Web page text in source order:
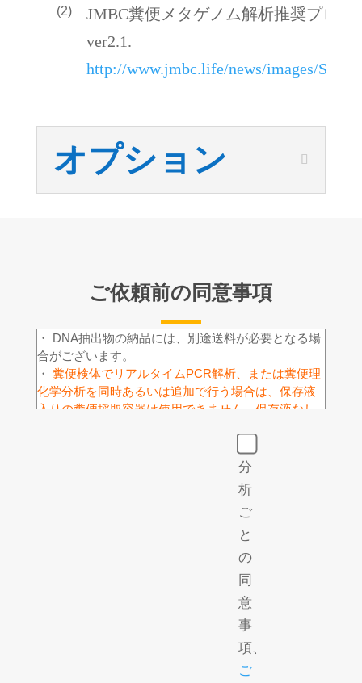
(2)
JMBC糞便メタゲノム解析推奨プロト
ver2.1.
http://www.jmbc.life/news/images/
オプション
ご依頼前の同意事項
・ DNA抽出物の納品には、別途送料が必要となる場
合がございます。
・ 糞便検体でリアルタイムPCR解析、または糞便理
化学分析を同時あるいは追加で行う場合は、保存液
入りの糞便採取容器は使用できません。保存液なし
られるため、発泡スチロールなどに梱包いただき、
・ 秤量および他試験項目を同時に行う場合には、検
体の必要量が変わりますのでお問い合わせ下さい。
・ 本試験項目は、当社の受託解析サービス (アンプ
リコンシーケンス解析、リアルタイムPCR解析など)
外での解析における必要なDNA量および品質を保証
・ 当社において、ショットガンメタゲノム解析での
最適なDNA抽出方法の検証は行っておりません。
・ DNAの収量は、検体量および保存状態に依存しま
分
析
ご
と
の
同
意
事
項、
ご